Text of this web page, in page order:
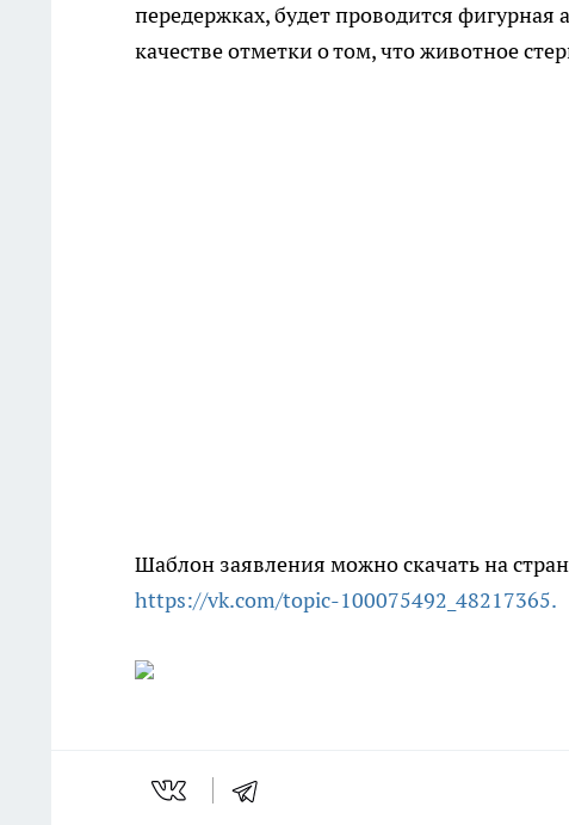
передержках, будет проводится фигурная
качестве отметки о том, что животное
Шаблон заявления можно скачать на
https://vk.com/topic-100075492_48217365.